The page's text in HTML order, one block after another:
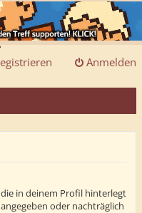
Anmelden
in deinem Profil hinterlegt
oder nachträglich